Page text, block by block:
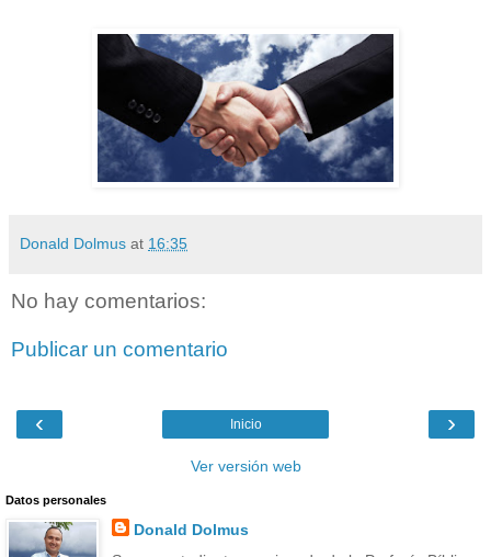
Donald Dolmus at 16:35
No hay comentarios:
Publicar un comentario
‹ ›
Inicio
Ver versión web
Datos personales
Donald Dolmus